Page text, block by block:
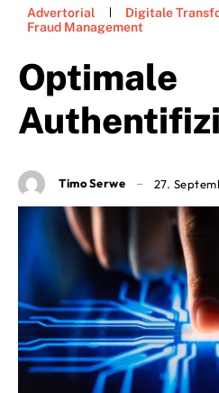
Advertorial
Digitale
Fraud Management
Optimale
Timo Serwe 27.